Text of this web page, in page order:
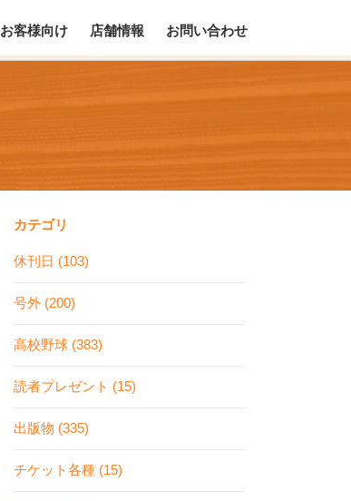
お客様向け 店舗情報 お問い合わせ
カテゴリ
休刊日 (103)
号外 (200)
高校野球 (383)
読者プレゼント (15)
出版物 (335)
チケット各種 (15)